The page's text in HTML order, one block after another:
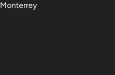
Monterrey